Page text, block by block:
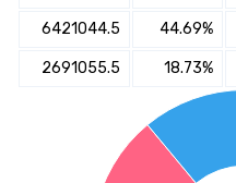
44.69%
6421044.5
18.73%
2691055.5